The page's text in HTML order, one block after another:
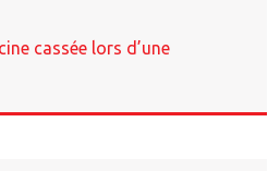
cassée lors d’une